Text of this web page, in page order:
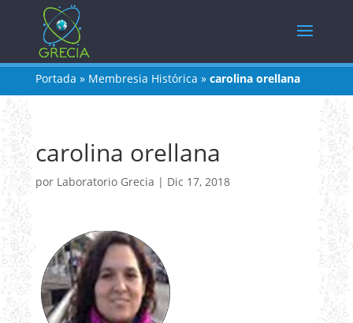
Portada » Membresia Histórica » carolina orellana
carolina orellana
por Laboratorio Grecia | Dic 17, 2018